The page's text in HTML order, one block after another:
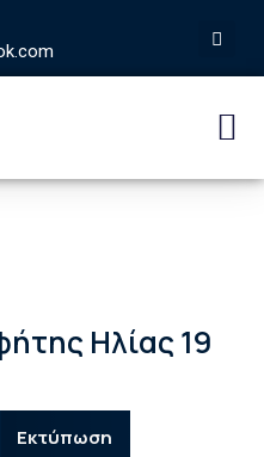
Ηλίας 19
Εκτύπωση